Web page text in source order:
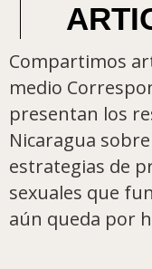
Compartimos
medio
presentan los
Nicaragua
estrategias de
sexuales que
aún queda por